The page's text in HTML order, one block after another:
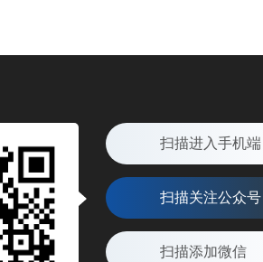
扫描进入手机端
扫描关注公众号
扫描添加微信